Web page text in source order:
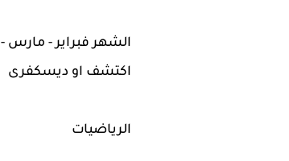
الشهر فبراير - مارس -
اكتشف او ديسكفرى
الرياضيات